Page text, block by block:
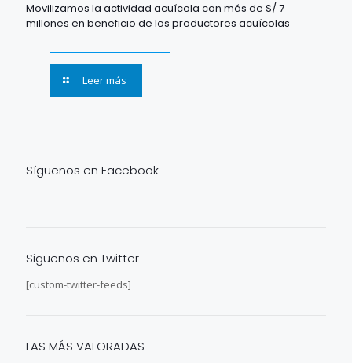
Movilizamos la actividad acuícola con más de S/ 7
millones en beneficio de los productores acuícolas
Leer más
Síguenos en Facebook
Siguenos en Twitter
[custom-twitter-feeds]
LAS MÁS VALORADAS